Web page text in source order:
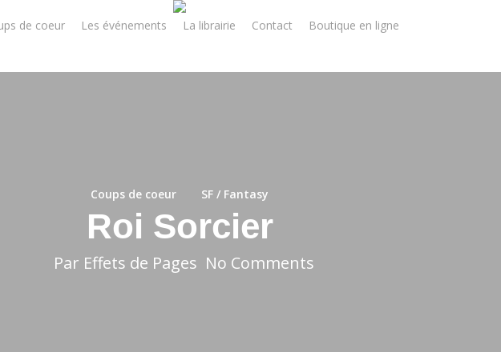
de coeur
Les événements La librairie Contact Boutique en ligne
Coups de coeur SF / Fantasy
Roi Sorcier
Par Effets de Pages No Comments